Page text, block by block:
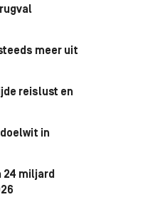
meer uit
reislust en
in
24 miljard